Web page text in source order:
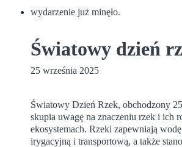
wydarzenie już minęło.
Światowy dzień
25 września 2025
Światowy Dzień Rzek, obchodzony
skupia uwagę na znaczeniu rzek i ich
ekosystemach. Rzeki zapewniają
irygacyjną i transportową, a także